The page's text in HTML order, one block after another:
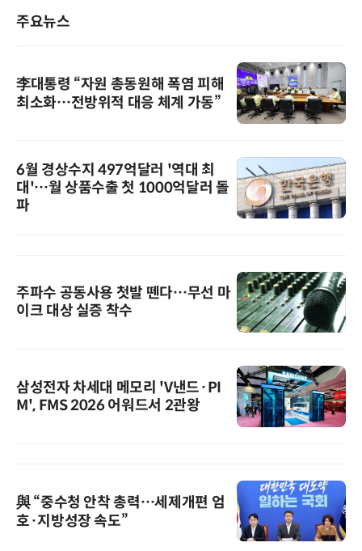
주요뉴스
李대통령 “자원 총동원해 폭염 피해
최소화…전방위적 대응 체계 가동”
6월 경상수지 497억달러 '역대 최
대'…월 상품수출 첫 1000억달러 돌
파
주파수 공동사용 첫발 뗀다…무선 마
이크 대상 실증 착수
삼성전자 차세대 메모리 'V낸드·PI
M', FMS 2026 어워드서 2관왕
與 “중수청 안착 총력…세제개편 엄
호·지방성장 속도”